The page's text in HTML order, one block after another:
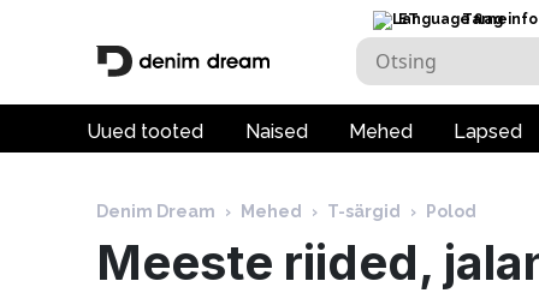
ET Tarneinfo
Uued tooted Naised Mehed Lapsed
Denim Dream › Mehed › T-särgid › Polod
Meeste riided,